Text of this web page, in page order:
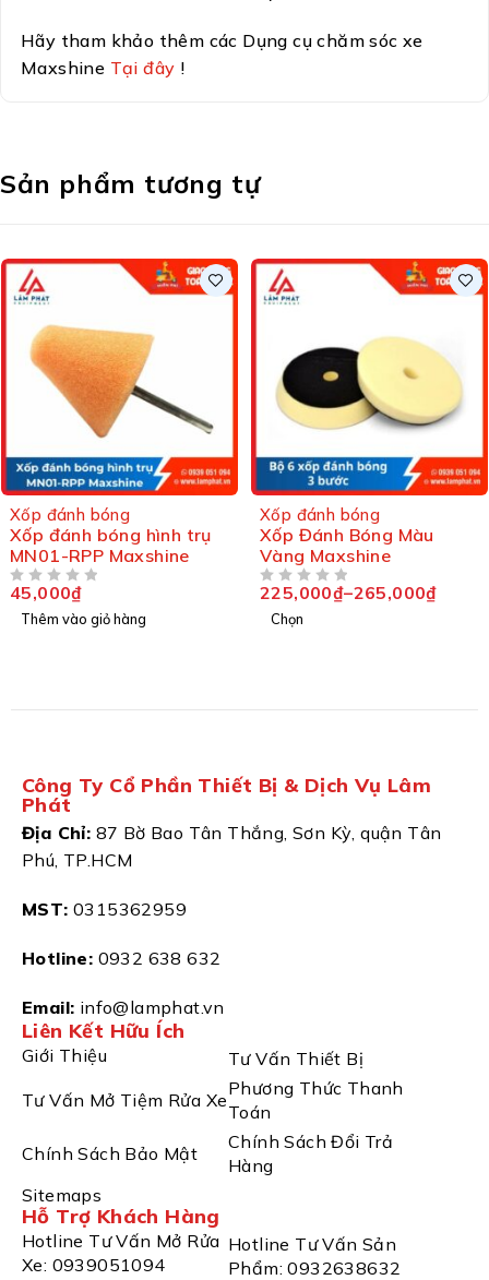
Hãy tham khảo thêm các Dụng cụ chăm sóc xe
Maxshine Tại đây !
Sản phẩm tương tự
Xốp đánh bóng
Xốp Đánh Bóng Màu
Vàng Maxshine
225,000
Chọn
Xốp đánh bóng
Xốp Đánh Phá Xanh Lá
Maxshine
225,000₫–265,000₫
Chọn
Công Ty Cổ Phần Thiết Bị & Dịch Vụ Lâm
Phát
Địa Chỉ: 87 Bờ Bao Tân Thắng, Sơn Kỳ, quận Tân
Phú, TP.HCM
MST: 0315362959
Hotline: 0932 638 632
Email: info@lamphat.vn
Liên Kết Hữu Ích
Giới Thiệu
Tư Vấn Thiết Bị
Tư Vấn Mở Tiệm Rửa Xe
Phương Thức Thanh
Toán
Chính Sách Bảo Mật
Chính Sách Đổi Trả
Hàng
Sitemaps
Hỗ Trợ Khách Hàng
Hotline Tư Vấn Mở Rửa
Xe: 0939051094
Hotline Tư Vấn Sản
Phẩm: 0932638632